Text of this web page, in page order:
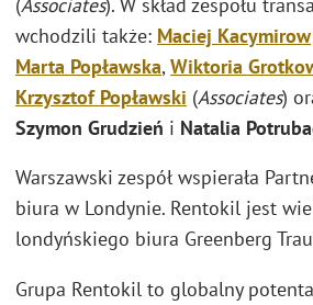
wchodzili także: Maciej Kacymirow
Marta Popławska,Wiktoria
Krzysztof Popławski (Associates)
Szymon Grudzień i Natalia
Warszawski zespół wspierała
biura w Londynie. Rentokil jest
londyńskiego biura Greenberg
Grupa Rentokil to globalny